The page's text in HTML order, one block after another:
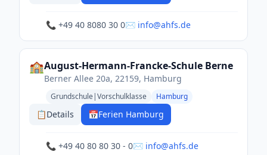
📞 +49 40 8080 30 0✉️ info@ahfs.de
🏫August-Hermann-Francke-Schule Berne
Berner Allee 20a, 22159, Hamburg
Grundschule|Vorschulklasse Hamburg
📋Details 📅Ferien Hamburg
📞 +49 40 80 80 30 - 0✉️ info@ahfs.de